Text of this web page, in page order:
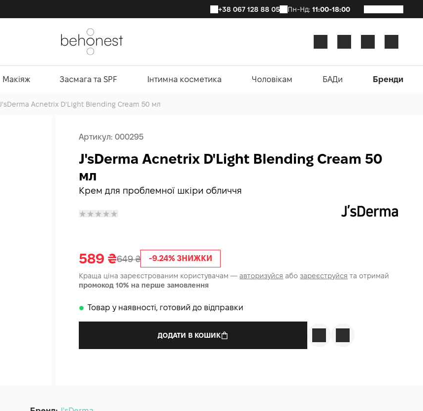
+38 067 128 88 05 Пн-Нд: 11:00-18:00
Макіяж Засмага та SPF Інтимна косметика Чоловікам БАДи Бренди
J'sDerma Acnetrix D'Light Blending Cream 50 мл
Артикул:000295
Крем для проблемної шкіри обличчя
J'sDerma Acnetrix D'Light Blending Cream 50
мл
589₴649₴ -9.24% ЗНИЖКИ
Краща ціна зареєстрованим користувачам —авторизуйся абозареєструйся та отримай
промокод 10% на перше замовлення
𒊹 Товар у наявності, готовий до відправки
ДОДАТИ В КОШИК